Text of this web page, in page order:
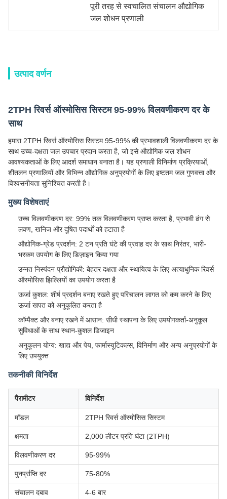
पूरी तरह से स्वचालित संचालन औद्योगिक
जल शोधन प्रणाली
उत्पाद वर्णन
2TPH रिवर्स ऑस्मोसिस सिस्टम 95-99% विलवणीकरण दर के
साथ
हमारा 2TPH रिवर्स ऑस्मोसिस सिस्टम 95-99% की प्रभावशाली विलवणीकरण दर के
साथ उच्च-दक्षता जल उपचार प्रदान करता है, जो इसे औद्योगिक जल शोधन
आवश्यकताओं के लिए आदर्श समाधान बनाता है। यह प्रणाली विनिर्माण प्रक्रियाओं,
शीतलन प्रणालियों और विभिन्न औद्योगिक अनुप्रयोगों के लिए इष्टतम जल गुणवत्ता और
विश्वसनीयता सुनिश्चित करती है।
मुख्य विशेषताएं
उच्च विलवणीकरण दर: 99% तक विलवणीकरण प्राप्त करता है, प्रभावी ढंग से
लवण, खनिज और दूषित पदार्थों को हटाता है
औद्योगिक-ग्रेड प्रदर्शन: 2 टन प्रति घंटे की प्रवाह दर के साथ निरंतर, भारी-
भरकम उपयोग के लिए डिज़ाइन किया गया
उन्नत निस्पंदन प्रौद्योगिकी: बेहतर दक्षता और स्थायित्व के लिए अत्याधुनिक रिवर्स
ऑस्मोसिस झिल्लियों का उपयोग करता है
ऊर्जा कुशल: शीर्ष प्रदर्शन बनाए रखते हुए परिचालन लागत को कम करने के लिए
ऊर्जा खपत को अनुकूलित करता है
कॉम्पैक्ट और बनाए रखने में आसान: सीधी स्थापना के लिए उपयोगकर्ता-अनुकूल
सुविधाओं के साथ स्थान-कुशल डिजाइन
अनुकूलन योग्य: खाद्य और पेय, फार्मास्यूटिकल्स, विनिर्माण और अन्य अनुप्रयोगों के
लिए उपयुक्त
तकनीकी विनिर्देश
पैरामीटर विनिर्देश
मॉडल 2TPH रिवर्स ऑस्मोसिस सिस्टम
क्षमता 2,000 लीटर प्रति घंटा (2TPH)
विलवणीकरण दर 95-99%
पुनर्प्राप्ति दर 75-80%
संचालन दबाव 4-6 बार